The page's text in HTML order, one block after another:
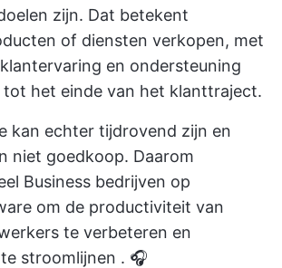
zijn. Dat betekent
of diensten verkopen, met
en ondersteuning
het einde van het klanttraject.
kan echter tijdrovend zijn en
niet goedkoop. Daarom
Business bedrijven op
om de productiviteit van
te verbeteren en
stroomlijnen . 🎧